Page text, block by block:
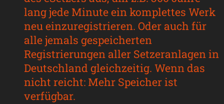
lang jede Minute ein komplettes Werk
neu einzuregistrieren. Oder auch für
alle jemals gespeicherten
Registrierungen aller Setzeranlagen in
Deutschland gleichzeitig. Wenn das
nicht reicht: Mehr Speicher ist
verfügbar.